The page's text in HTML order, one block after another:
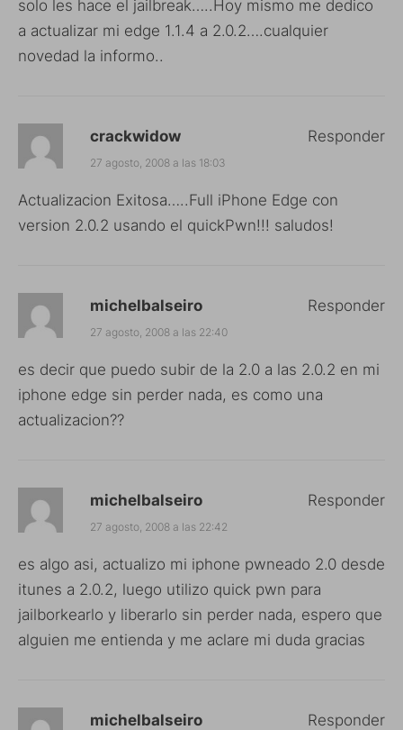
solo les hace el jailbreak…..Hoy mismo me dedico
a actualizar mi edge 1.1.4 a 2.0.2….cualquier
novedad la informo..
crackwidow
27 agosto, 2008 a las 18:03
Actualizacion Exitosa…..Full iPhone Edge con
version 2.0.2 usando el quickPwn!!! saludos!
Responder
michelbalseiro
27 agosto, 2008 a las 22:40
es decir que puedo subir de la 2.0 a las 2.0.2 en mi
iphone edge sin perder nada, es como una
actualizacion??
Responder
michelbalseiro
27 agosto, 2008 a las 22:42
es algo asi, actualizo mi iphone pwneado 2.0 desde
itunes a 2.0.2, luego utilizo quick pwn para
jailborkearlo y liberarlo sin perder nada, espero que
alguien me entienda y me aclare mi duda gracias
Responder
michelbalseiro Responder